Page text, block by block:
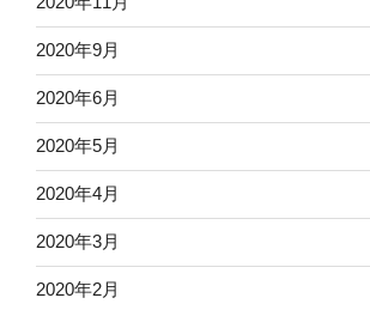
2020年9月
2020年6月
2020年5月
2020年4月
2020年3月
2020年2月